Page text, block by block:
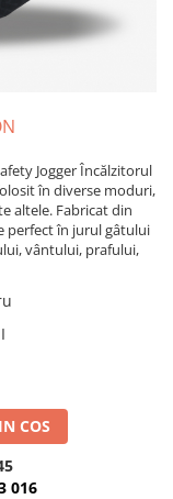
Jogger Încălzitorul
în diverse moduri,
altele. Fabricat din
perfect în jurul gâtului
vântului, prafului,
COS
016